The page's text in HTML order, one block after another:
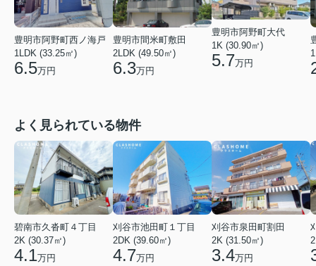
豊明市阿野町西ノ海戸
1LDK (33.25㎡)
6.5万円
豊明市間米町敷田
2LDK (49.50㎡)
6.3万円
豊明市阿野町大代
1K (30.90㎡)
5.7万円
よく見られている物件
碧南市久沓町４丁目
2K (30.37㎡)
4.1万円
刈谷市池田町１丁目
2DK (39.60㎡)
4.7万円
刈谷市泉田町割田
2K (31.50㎡)
3.4万円